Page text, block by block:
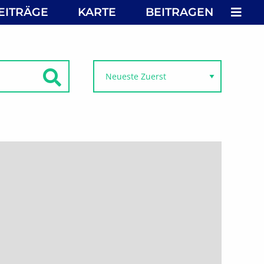
KARTE BEITRAGEN
SUCHEN